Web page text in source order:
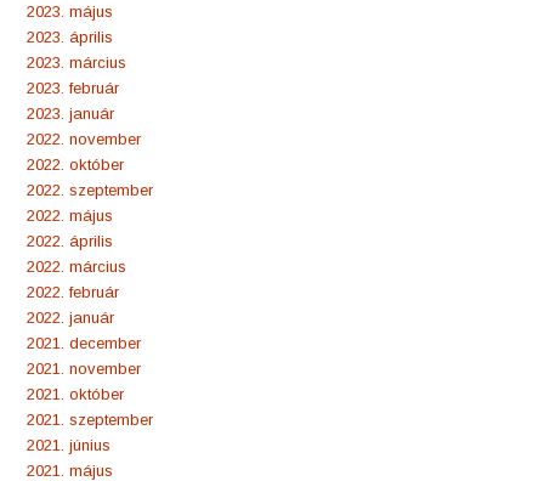
2023. május
2023. április
2023. március
2023. február
2023. január
2022. november
2022. október
2022. szeptember
2022. május
2022. április
2022. március
2022. február
2022. január
2021. december
2021. november
2021. október
2021. szeptember
2021. június
2021. május